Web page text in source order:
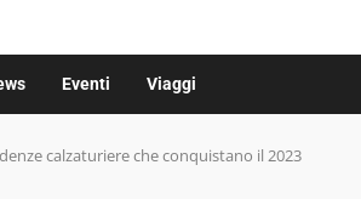
Eventi Viaggi
calzaturiere che conquistano il 2023